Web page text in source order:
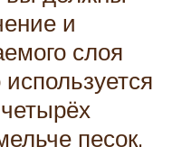
и
слоя
песок,